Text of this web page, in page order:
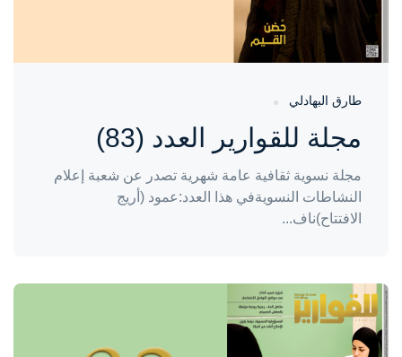
طارق البهادلي
مجلة للقوارير العدد (83)
مجلة نسوية ثقافية عامة شهرية تصدر عن شعبة إعلام
النشاطات النسويةفي هذا العدد:عمود (أريج
الافتتاح)ناف...
واحة المرأة
منذ 11 شهر